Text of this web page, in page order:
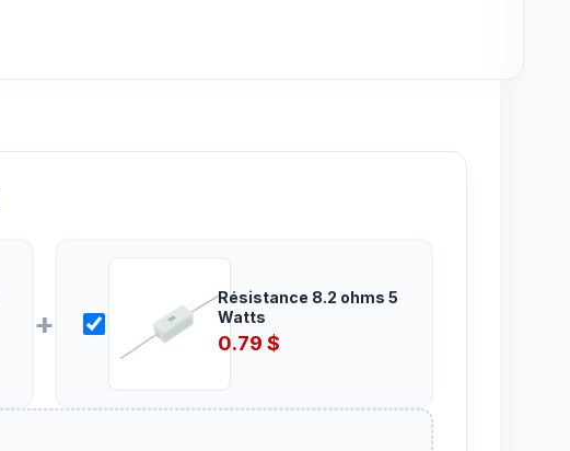
+
Résistance 8.2 ohms 5
Watts
0.79$